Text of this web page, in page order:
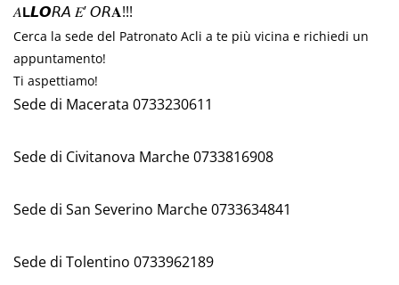
𝐴𝗟𝙇𝙊𝘙𝘈 𝐸’ 𝘖𝘙𝐀!!!
Cerca la sede del Patronato Acli a te più vicina e richiedi un
appuntamento!
Ti aspettiamo!
Sede di Macerata 0733230611
Sede di Civitanova Marche 0733816908
Sede di San Severino Marche 0733634841
Sede di Tolentino 0733962189